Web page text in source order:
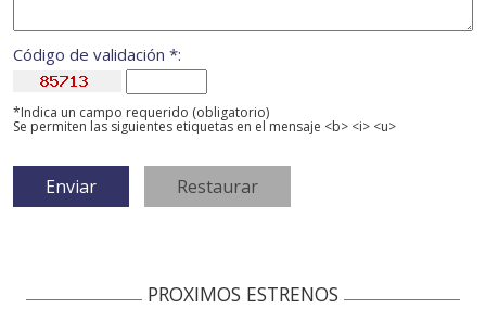
Código de validación *:
*Indica un campo requerido (obligatorio)
Se permiten las siguientes etiquetas en el mensaje <b> <i> <u>
PROXIMOS ESTRENOS